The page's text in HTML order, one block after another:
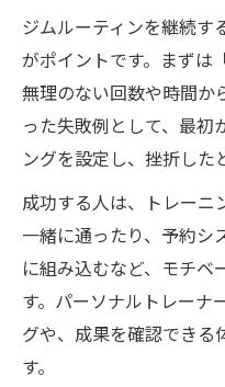
ジムルーティンを継続す
がポイントです。まずは
無理のない回数や時間か
った失敗例として、最初
ングを設定し、挫折した
成功する人は、トレーニ
一緒に通ったり、予約シ
に組み込むなど、モチベ
す。パーソナルトレーナ
グや、成果を確認できる
す。